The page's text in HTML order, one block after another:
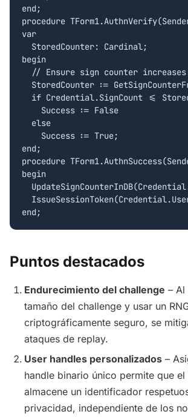
end;
procedure
var
  StoredCounter: Cardinal;
begin
  // Ensure sign counter increases
StoredCounter :=
if Credential.SignCount <=
    Success := False
  else
    Success := True;
end;
procedure
begin
Puntos destacados
Endurecimiento del challenge – Al
tamaño del challenge y usar un
criptográficamente seguro, se
ataques de replay.
User handles personalizados –
handle binario único permite que
almacene un identificador
privacidad, independiente de los